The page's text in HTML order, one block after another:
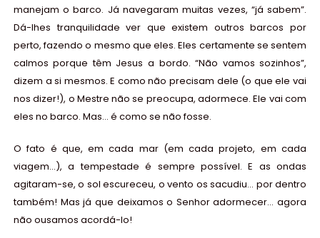
manejam o barco. Já navegaram muitas vezes, “já sabem”.
Dá-lhes tranquilidade ver que existem outros barcos por
perto, fazendo o mesmo que eles. Eles certamente se sentem
calmos porque têm Jesus a bordo. “Não vamos sozinhos”,
dizem a si mesmos. E como não precisam dele (o que ele vai
nos dizer!), o Mestre não se preocupa, adormece. Ele vai com
eles no barco. Mas… é como se não fosse.
O fato é que, em cada mar (em cada projeto, em cada
viagem…), a tempestade é sempre possível. E as ondas
agitaram-se, o sol escureceu, o vento os sacudiu… por dentro
também! Mas já que deixamos o Senhor adormecer… agora
não ousamos acordá-lo!